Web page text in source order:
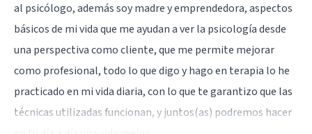
al psicólogo, además soy madre y emprendedora, aspectos
básicos de mi vida que me ayudan a ver la psicología desde
una perspectiva como cliente, que me permite mejorar
como profesional, todo lo que digo y hago en terapia lo he
practicado en mi vida diaria, con lo que te garantizo que las
técnicas utilizadas funcionan, y juntos(as) podremos hacer